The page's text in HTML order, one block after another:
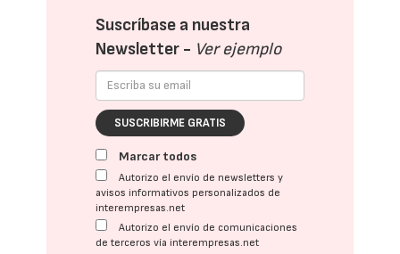
Suscríbase a nuestra
Newsletter - Ver ejemplo
SUSCRIBIRME GRATIS
Marcar todos
Autorizo el envío de newsletters y
avisos informativos personalizados de
interempresas.net
Autorizo el envío de comunicaciones
de terceros vía interempresas.net